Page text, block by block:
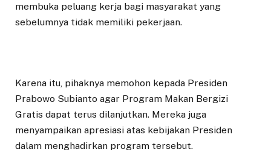
membuka peluang kerja bagi masyarakat yang
sebelumnya tidak memiliki pekerjaan.
Karena itu, pihaknya memohon kepada Presiden
Prabowo Subianto agar Program Makan Bergizi
Gratis dapat terus dilanjutkan. Mereka juga
menyampaikan apresiasi atas kebijakan Presiden
dalam menghadirkan program tersebut.